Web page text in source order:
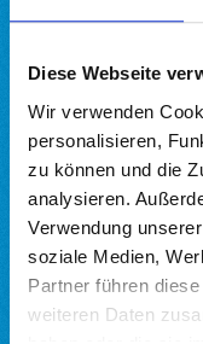
Diese Webseite
Wir verwenden
personalisieren,
zu können und die
analysieren.
Verwendung
soziale Medien,
Partner führen
weiteren Daten